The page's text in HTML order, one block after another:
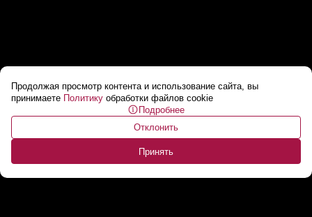
Продолжая просмотр контента и использование сайта, вы
принимаете Политику обработки файлов cookie
Подробнее
Отклонить
Принять
Эммануэль Макрон получил пощечину от
жены во время визита во Вьетнам...